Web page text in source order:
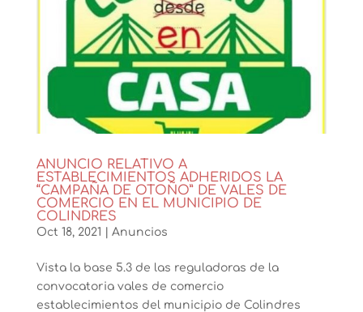
ANUNCIO RELATIVO A
ESTABLECIMIENTOS ADHERIDOS LA
“CAMPAÑA DE OTOÑO” DE VALES DE
COMERCIO EN EL MUNICIPIO DE
COLINDRES
Oct 18, 2021 | Anuncios
Vista la base 5.3 de las reguladoras de la
convocatoria vales de comercio
establecimientos del municipio de Colindres